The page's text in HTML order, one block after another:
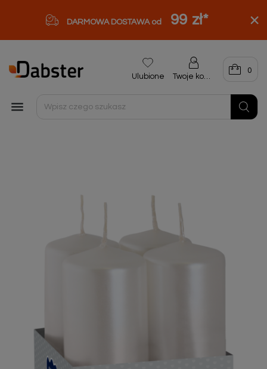
DARMOWA DOSTAWA od 99 zł*

Ulubione Twoje konto
0